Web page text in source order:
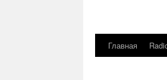
Главная